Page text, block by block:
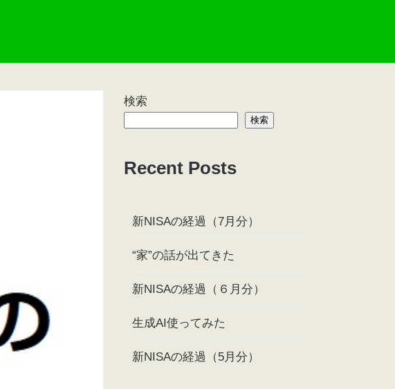
検索
検索
Recent Posts
新NISAの経過（7月分）
“家”の話が出てきた
新NISAの経過（６月分）
生成AI使ってみた
新NISAの経過（5月分）